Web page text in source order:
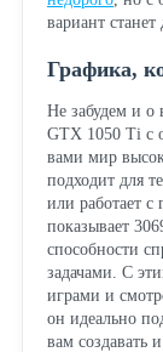
вариант станет
Графика,
Не забудем и о
GTX 1050 Ti с
вами мир
подходит для
или работает с
показывает
способности
задачами. С
играми и
он идеально
вам создавать